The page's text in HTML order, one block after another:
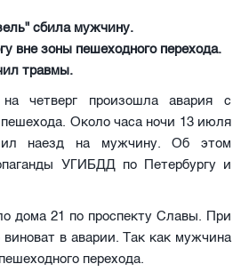
сбила мужчину.
вне зоны пешеходного перехода.
травмы.
четверг произошла авария с
Около часа ночи 13 июля
наезд на мужчину. Об этом
УГИБДД по Петербургу и
дома 21 по проспекту Славы. При
виноват в аварии. Так как мужчина
перехода.